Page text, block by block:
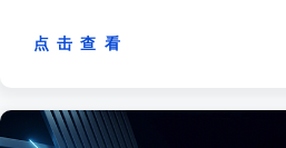
点 击 查 看